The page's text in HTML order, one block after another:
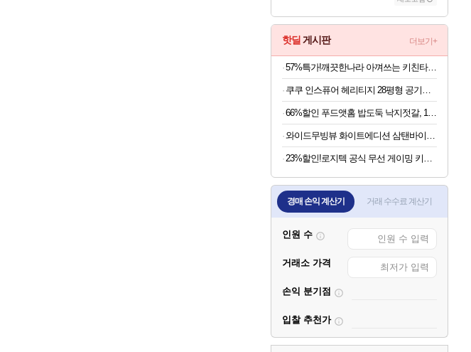
핫딜 게시판 더보기+
57%특가!깨끗한나라 아껴쓰는 키친타월, 140매, 8롤, 1팩
23%할인!로지텍 공식 무선 게이밍 키보드 화이트, 갈축
경매 손익 계산기 거래 수수료 계산기
인원 수
거래소 가격
손익 분기점
입찰 추천가